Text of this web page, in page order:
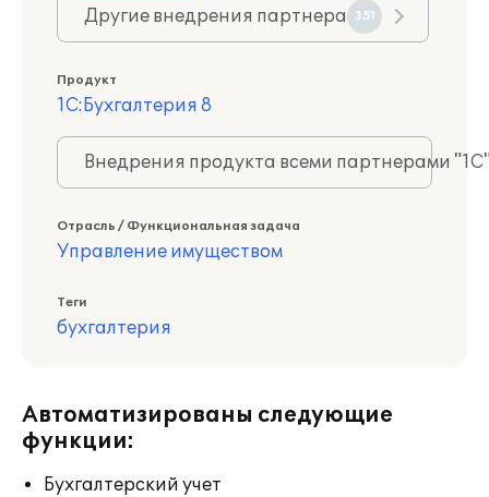
Другие внедрения партнера 351
Продукт
1С:Бухгалтерия 8
Внедрения продукта всеми партнерами
Отрасль / Функциональная задача
Управление имуществом
Теги
бухгалтерия
Автоматизированы следующие
функции:
Бухгалтерский учет